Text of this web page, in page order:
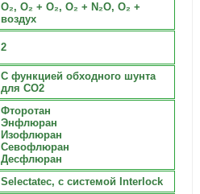
О₂, О₂ + О₂, О₂ + N₂О, О₂ +
воздух
2
С функцией обходного шунта
для СО2
Фторотан
Энфлюран
Изофлюран
Севофлюран
Десфлюран
Selectatec, с системой Interlock